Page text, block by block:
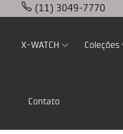
(11) 3049-7770
X-WATCH Coleções
Contato